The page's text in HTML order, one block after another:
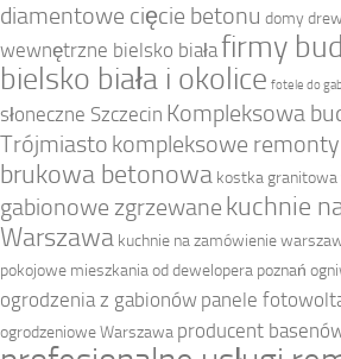
diamentowe cięcie betonu domy
wewnętrzne bielsko białafirmy
bielsko biała i okolice fotele do
słoneczne Szczecin Kompleksowa
Trójmiasto kompleksowe
brukowa betonowa kostka
gabionowe zgrzewane kuchnie
Warszawa kuchnie na zamówienie
pokojowe mieszkania od dewelopera poznań
ogrodzenia z gabionów panele
ogrodzeniowe Warszawa producent